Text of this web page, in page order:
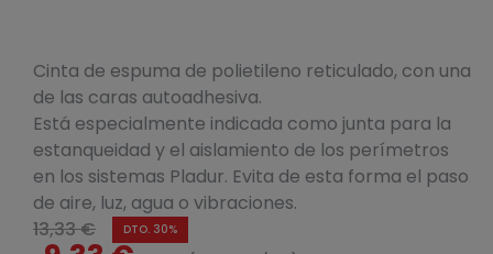
Cinta de espuma de polietileno reticulado, con una
de las caras autoadhesiva.
Está especialmente indicada como junta para la
estanqueidad y el aislamiento de los perímetros
en los sistemas Pladur. Evita de esta forma el paso
de aire, luz, agua o vibraciones.
13,33 €
DTO. 30%